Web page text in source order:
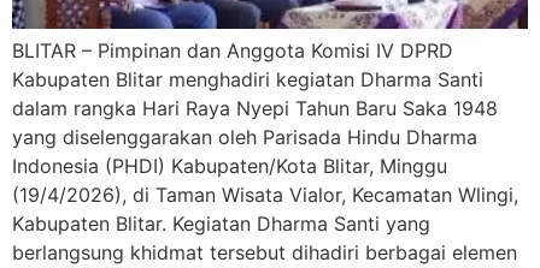
BLITAR – Pimpinan dan Anggota Komisi IV DPRD
Kabupaten Blitar menghadiri kegiatan Dharma Santi
dalam rangka Hari Raya Nyepi Tahun Baru Saka 1948
yang diselenggarakan oleh Parisada Hindu Dharma
Indonesia (PHDI) Kabupaten/Kota Blitar, Minggu
(19/4/2026), di Taman Wisata Vialor, Kecamatan Wlingi,
Kabupaten Blitar. Kegiatan Dharma Santi yang
berlangsung khidmat tersebut dihadiri berbagai elemen